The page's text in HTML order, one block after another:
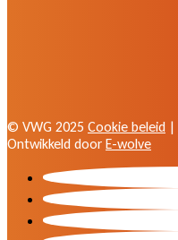
© VWG 2025 Cookie beleid |
Ontwikkeld door E-wolve